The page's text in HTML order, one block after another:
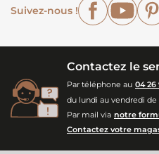
Suivez-nous !
Contactez le
Par téléphone au 04 26
du lundi au vendredi de
Par mail via notre
Contactez votre